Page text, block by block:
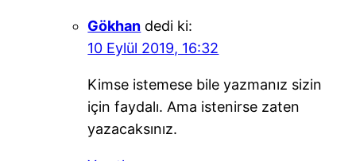
Gökhan dedi ki:
10 Eylül 2019, 16:32
Kimse istemese bile yazmanız sizin
için faydalı. Ama istenirse zaten
yazacaksınız.